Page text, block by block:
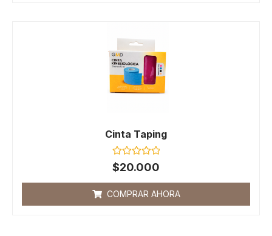
Cinta Taping
Valorado
con
de
5
$20.000
COMPRAR AHORA